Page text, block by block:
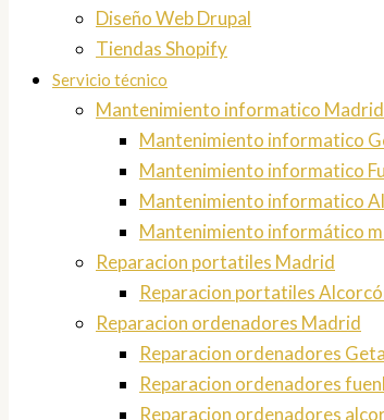
Diseño Web Drupal
Tiendas Shopify
Servicio técnico
Mantenimiento informatico Madrid
Mantenimiento informatico
Mantenimiento informatico
Mantenimiento informatico
Mantenimiento informático
Reparacion portatiles Madrid
Reparacion portatiles
Reparacion ordenadores Madrid
Reparacion ordenadores
Reparacion ordenadores
Reparacion ordenadores